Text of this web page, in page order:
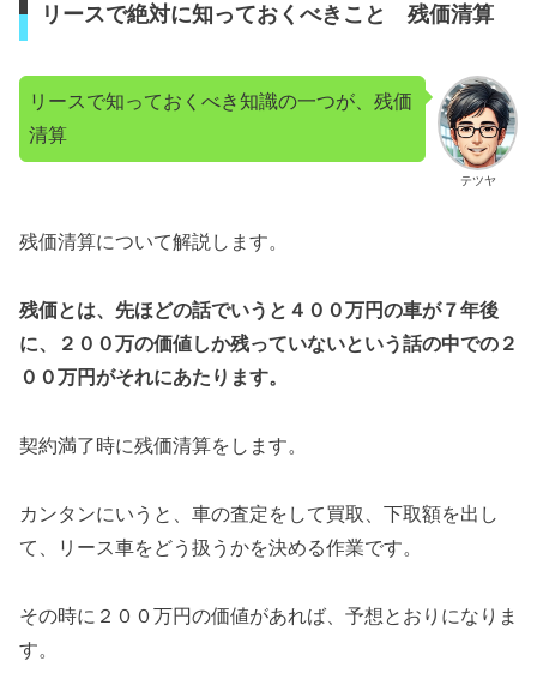
リースで絶対に知っておくべきこと 残価清算
テツヤ
リースで知っておくべき知識の一つが、残価
清算
残価清算について解説します。
残価とは、先ほどの話でいうと４００万円の車が７年後
に、２００万の価値しか残っていないという話の中での２
００万円がそれにあたります。
契約満了時に残価清算をします。
カンタンにいうと、車の査定をして買取、下取額を出し
て、リース車をどう扱うかを決める作業です。
その時に２００万円の価値があれば、予想とおりになりま
す。